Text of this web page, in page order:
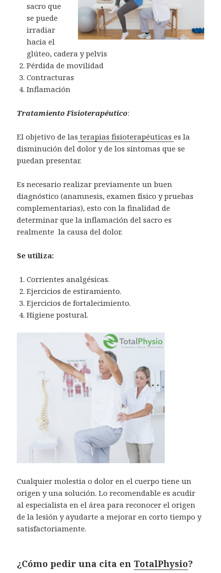
sacro que
se puede
irradiar
hacia el
glúteo, cadera y pelvis
Pérdida de movilidad
Contracturas
Inflamación
Tratamiento Fisioterapéutico:
El objetivo de las terapias fisioterapéuticases la
disminución del dolor y de los síntomas que se
puedan presentar.
Es necesario realizar previamente un buen
diagnóstico (anamnesis, examen físico y pruebas
complementarias), esto con la finalidad de
determinar que la inflamación del sacro es
realmente la causa del dolor.
Se utiliza:
Corrientes analgésicas.
Ejercicios de estiramiento.
Ejercicios de fortalecimiento.
Higiene postural.
Cualquier molestia o dolor en el cuerpo tiene un
origen y una solución. Lo recomendable es acudir
al especialista en el área para reconocer el origen
de la lesión y ayudarte a mejorar en corto tiempo y
satisfactoriamente.
¿Cómo pedir una cita en TotalPhysio?